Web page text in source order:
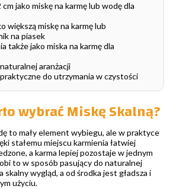
jako miskę na karmę lub wodę dla
większą miskę na karmę lub
na piasek
także jako miska na karmę dla
aranżacji
do utrzymania w czystości
wybrać Miskę Skalną?
to mały element wybiegu, ale w praktyce
stałemu miejscu karmienia łatwiej
a karma lepiej pozostaje w jednym
to w sposób pasujący do naturalnej
skalny wygląd, a od środka jest gładsza i
użyciu.